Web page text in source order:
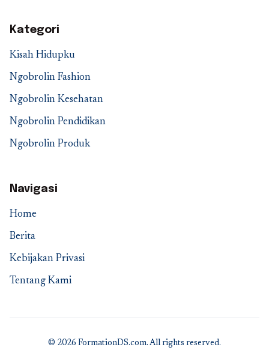
Kategori
Kisah Hidupku
Ngobrolin Fashion
Ngobrolin Kesehatan
Ngobrolin Pendidikan
Ngobrolin Produk
Navigasi
Home
Berita
Kebijakan Privasi
Tentang Kami
© 2026 FormationDS.com. All rights reserved.